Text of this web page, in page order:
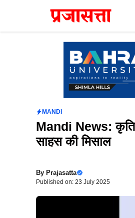
content
MANDI
Mandi News:
साहस की मिसाल
By Prajasatta
Published on: 23 July 2025